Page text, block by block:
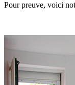
Pour preuve, voici